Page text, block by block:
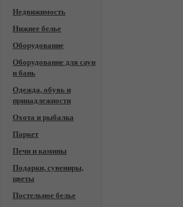
Недвижимость
Нижнее белье
Оборудование
Оборудование для саун
и бань
Одежда, обувь и
принадлежности
Охота и рыбалка
Паркет
Печи и камины
Подарки, сувениры,
цветы
Постельное белье